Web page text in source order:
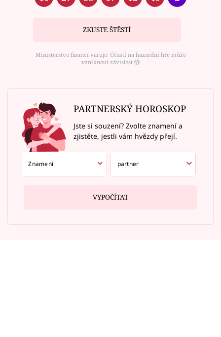
ZKUSTE ŠTĚSTÍ
Ministerstvo financí varuje: Účastí na hazardní hře může
vzniknout závislost ⑱
PARTNERSKÝ HOROSKOP
Jste si souzení? Zvolte znamení a
zjistěte, jestli vám hvězdy přejí.
VYPOČÍTAT